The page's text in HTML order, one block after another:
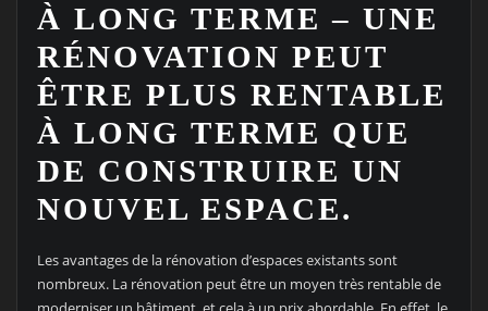
À LONG TERME – UNE
RÉNOVATION PEUT
ÊTRE PLUS RENTABLE
À LONG TERME QUE
DE CONSTRUIRE UN
NOUVEL ESPACE.
Les avantages de la rénovation d’espaces existants sont
nombreux. La rénovation peut être un moyen très rentable de